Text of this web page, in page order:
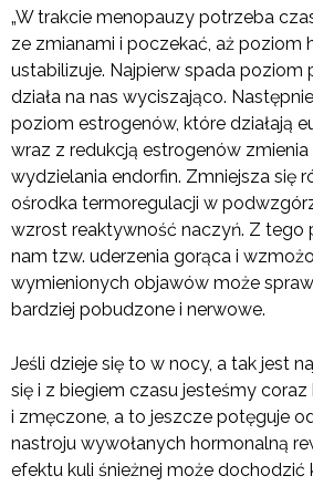
„W trakcie menopauzy potrzeba
ze zmianami i poczekać, aż poziom
ustabilizuje. Najpierw spada poziom
działa na nas wyciszająco.
poziom estrogenów, które działają
wraz z redukcją estrogenów
wydzielania endorfin. Zmniejsza się
ośrodka termoregulacji w
wzrost reaktywność naczyń. Z tego
nam tzw. uderzenia gorąca i
wymienionych objawów może
bardziej pobudzone i nerwowe.
Jeśli dzieje się to w nocy, a tak jest
się i z biegiem czasu jesteśmy
i zmęczone, a to jeszcze potęguje
nastroju wywołanych hormonalną
efektu kuli śnieżnej może dochodzić